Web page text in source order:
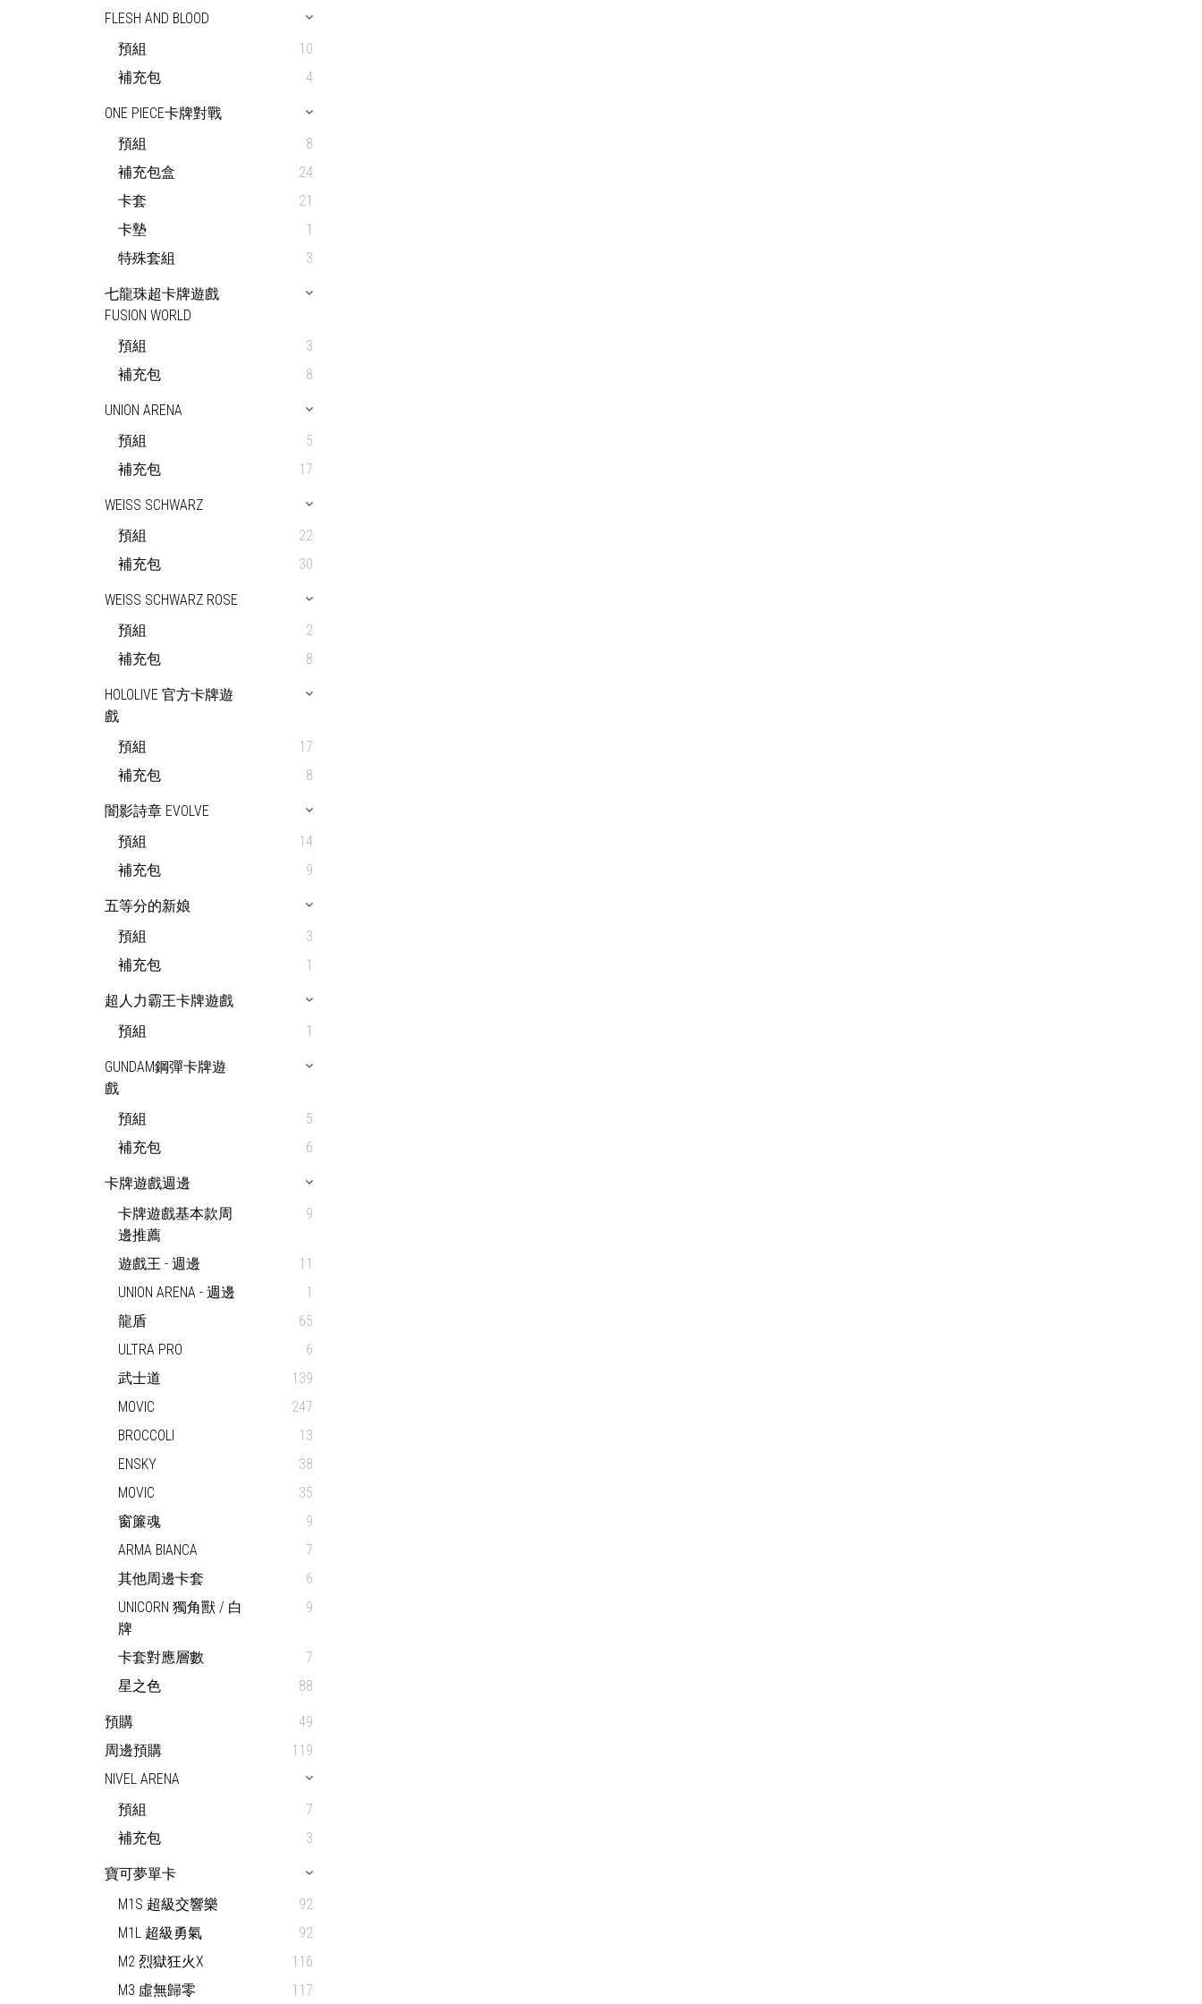
FLESH AND BLOOD
預組
10
補充包
4
ONE PIECE卡牌對戰
預組
8
補充包盒
24
卡套
21
卡墊
1
特殊套組
3
七龍珠超卡牌遊戲
FUSION WORLD
預組
3
補充包
8
UNION ARENA
預組
5
補充包
17
WEISS SCHWARZ
預組
22
補充包
30
WEISS SCHWARZ ROSE
預組
2
補充包
8
HOLOLIVE 官方卡牌遊
戲
預組
17
補充包
8
闇影詩章 EVOLVE
預組
14
補充包
9
五等分的新娘
預組
3
補充包
1
超人力霸王卡牌遊戲
預組
1
GUNDAM鋼彈卡牌遊
戲
預組
5
補充包
6
卡牌遊戲週邊
卡牌遊戲基本款周
邊推薦
9
遊戲王 - 週邊
11
UNION ARENA - 週邊
1
龍盾
65
ULTRA PRO
6
武士道
139
MOVIC
247
BROCCOLI
13
ENSKY
38
MOVIC
35
窗簾魂
9
ARMA BIANCA
7
其他周邊卡套
6
UNICORN 獨角獸 / 白
牌
9
卡套對應層數
7
星之色
88
預購
49
周邊預購
119
NIVEL ARENA
預組
7
補充包
3
寶可夢單卡
M1S 超級交響樂
92
M1L 超級勇氣
92
M2 烈獄狂火X
116
M3 虛無歸零
117